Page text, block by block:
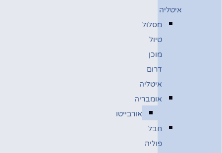
איטליה
מסלול
טיול
מוכן
דרום
איטליה
אומבריה
אורבייטו
חבל
פוליה